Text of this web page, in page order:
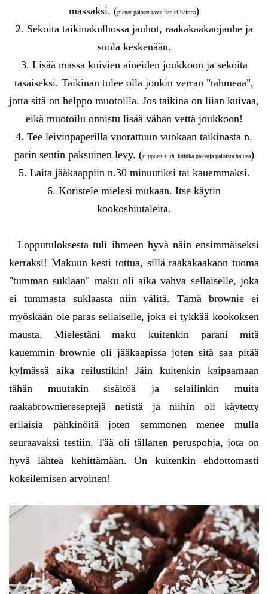
massaksi. (pienet palaset taatelista ei haittaa)
2. Sekoita taikinakulhossa jauhot, raakakaakaojauhe ja
suola keskenään.
3. Lisää massa kuivien aineiden joukkoon ja sekoita
tasaiseksi. Taikinan tulee olla jonkin verran "tahmeaa",
jotta sitä on helppo muotoilla. Jos taikina on liian kuivaa,
eikä muotoilu onnistu lisää vähän vettä joukkoon!
4. Tee leivinpaperilla vuorattuun vuokaan taikinasta n.
parin sentin paksuinen levy. (riippuen siitä, kuinka paksuja paloista haluaa)
5. Laita jääkaappiin n.30 minuutiksi tai kauemmaksi.
6. Koristele mielesi mukaan. Itse käytin
kookoshiutaleita.
Lopputuloksesta tuli ihmeen hyvä näin ensimmäiseksi
kerraksi! Makuun kesti tottua, sillä raakakaakaon tuoma
"tumman suklaan" maku oli aika vahva sellaiselle, joka
ei tummasta suklaasta niin välitä. Tämä brownie ei
myöskään ole paras sellaiselle, joka ei tykkää kookoksen
mausta. Mielestäni maku kuitenkin parani mitä
kauemmin brownie oli jääkaapissa joten sitä saa pitää
kylmässä aika reilustikin! Jäin kuitenkin kaipaamaan
tähän muutakin sisältöä ja selailinkin muita
raakabrowniereseptejä netistä ja niihin oli käytetty
erilaisia pähkinöitä joten semmonen menee mulla
seuraavaksi testiin. Tää oli tällanen peruspohja, jota on
hyvä lähteä kehittämään. On kuitenkin ehdottomasti
kokeilemisen arvoinen!